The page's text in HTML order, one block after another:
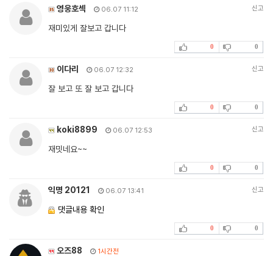
영웅호섹 06.07 11:12 신고
재미있게 잘보고 갑니다
0 0
이다리 06.07 12:32 신고
잘 보고 또 잘 보고 갑니다
0 0
koki8899 06.07 12:53 신고
재밋네요~~
0 0
익명 20121 06.07 13:41 신고
댓글내용 확인
0 0
오즈88 1시간전